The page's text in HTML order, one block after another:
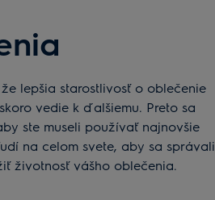
lepšia starostlivosť o oblečenie
vedie k ďalšiemu. Preto sa
ste museli používať najnovšie
na celom svete, aby sa správali
životnosť vášho oblečenia.